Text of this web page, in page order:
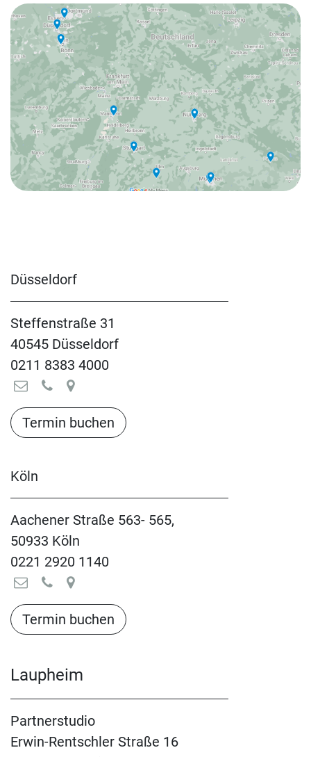
Düsseldorf
Steffenstraße 31
40545 Düsseldorf
0211 8383 4000
Termin buchen​​​​​​​​​​
Köln
Aachener Straße 563- 565,
50933 Köln
0221 2920 1140
Termin buchen​​​​​​​​​​
Laupheim
Partnerstudio
Erwin-Rentschler Straße 16